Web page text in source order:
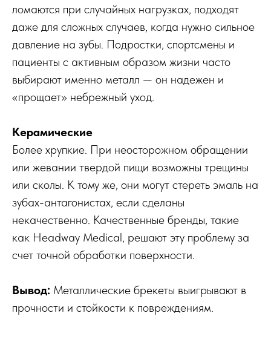
ломаются при случайных нагрузках, подходят
даже для сложных случаев, когда нужно сильное
давление на зубы. Подростки, спортсмены и
пациенты с активным образом жизни часто
выбирают именно металл — он надежен и
«прощает» небрежный уход.
Керамические
Более хрупкие. При неосторожном обращении
или жевании твердой пищи возможны трещины
или сколы. К тому же, они могут стереть эмаль на
зубах-антагонистах, если сделаны
некачественно. Качественные бренды, такие
как Headway Medical, решают эту проблему за
счет точной обработки поверхности.
Вывод: Металлические брекеты выигрывают в
прочности и стойкости к повреждениям.